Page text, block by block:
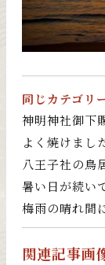
同じカテゴリ
神明神社御下
よく焼けまし
八王子社の鳥
暑い日が続い
梅雨の晴れ間
関連記事画